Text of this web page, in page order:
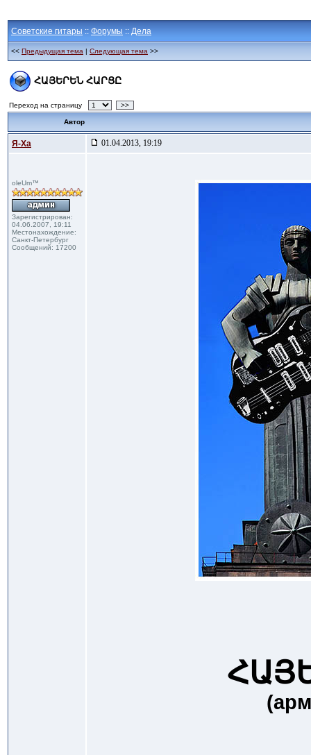
Советские гитары :: Форумы :: Дела
<< Предыдущая тема | Следующая тема >>
ՀԱՅԵՐԵՆ ՀԱՐՑԸ
Переход на страницу >>
Автор
Я-Ха 01.04.2013, 19:19
oleUm™
Зарегистрирован:
04.06.2007, 19:11
Местонахождение:
Санкт-Петербург
Сообщений: 17200